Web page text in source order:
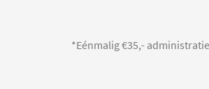
*Eénmalig €35,-